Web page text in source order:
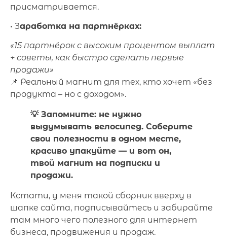
присматривается.
• Заработка на партнёрках:
«15 партнёрок с высоким процентом выплат
+ советы, как быстро сделать первые
продажи»
📌 Реальный магнит для тех, кто хочет «без
продукта – но с доходом».
💡 Запомните: не нужно
выдумывать велосипед. Соберите
свои полезности в одном месте,
красиво упакуйте — и вот он,
твой магнит на подписки и
продажи.
Кстати, у меня такой сборник вверху в
шапке сайта, подписывайтесь и забирайте
там много чего полезного для интернет
бизнеса, продвижения и продаж.